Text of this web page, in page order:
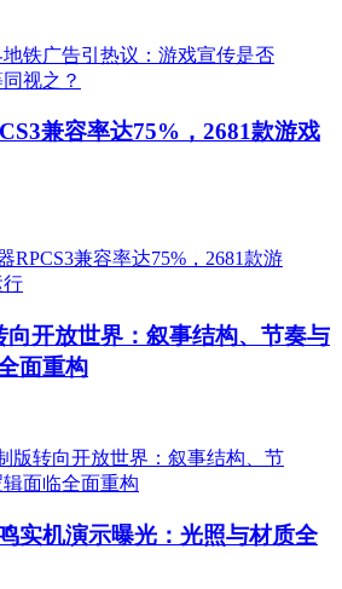
兼容率达75%，2681款游戏
向开放世界：叙事结构、节奏与
面重构
实机演示曝光：光照与材质全